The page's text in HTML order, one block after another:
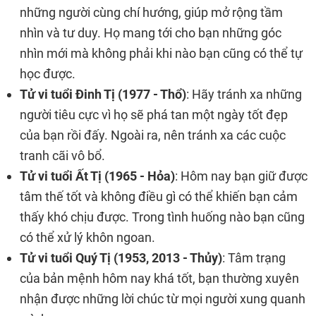
những người cùng chí hướng, giúp mở rộng tầm
nhìn và tư duy. Họ mang tới cho bạn những góc
nhìn mới mà không phải khi nào bạn cũng có thể tự
học được.
Tử vi tuổi Đinh Tị (1977 - Thổ): Hãy tránh xa những
người tiêu cực vì họ sẽ phá tan một ngày tốt đẹp
của bạn rồi đấy. Ngoài ra, nên tránh xa các cuộc
tranh cãi vô bổ.
Tử vi tuổi Ất Tị (1965 - Hỏa): Hôm nay bạn giữ được
tâm thế tốt và không điều gì có thể khiến bạn cảm
thấy khó chịu được. Trong tình huống nào bạn cũng
có thể xử lý khôn ngoan.
Tử vi tuổi Quý Tị (1953, 2013 - Thủy): Tâm trạng
của bản mệnh hôm nay khá tốt, bạn thường xuyên
nhận được những lời chúc từ mọi người xung quanh